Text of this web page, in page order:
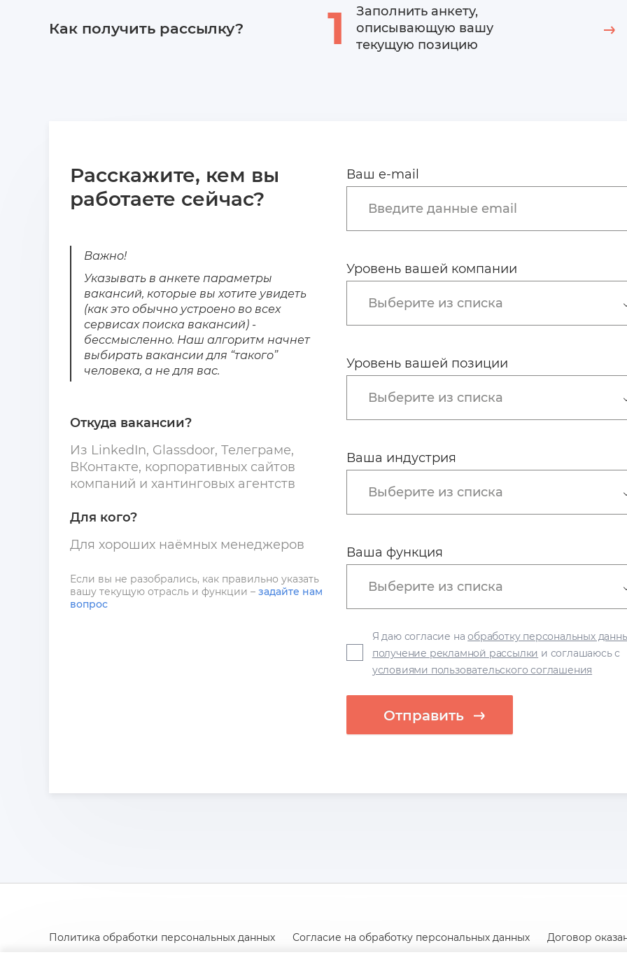
Как получить рассылку? 1
Заполнить анкету,
описывающую вашу
текущую позицию
Расскажите, кем вы
работаете сейчас?
Важно!
Указывать в анкете параметры
вакансий, которые вы хотите увидеть
(как это обычно устроено во всех
сервисах поиска вакансий) -
бессмысленно. Наш алгоритм начнет
выбирать вакансии для “такого”
человека, а не для вас.
Откуда вакансии?
Из LinkedIn, Glassdoor, Телеграме,
ВКонтакте, корпоративных сайтов
компаний и хантинговых агентств
Для кого?
Для хороших наёмных менеджеров
Если вы не разобрались, как правильно указать
вашу текущую отрасль и функции – задайте нам
вопрос
Ваш e-mail
Введите данные email
Уровень вашей компании
Выберите из списка
Уровень вашей позиции
Выберите из списка
Ваша индустрия
Выберите из списка
Ваша функция
Выберите из списка
Я даю согласие наобработку персональных
получение рекламной рассылки и соглашаюсь с
условиями пользовательского соглашения
Отправить
Политика обработки персональных данных Согласие на обработку персональных данных
Договор